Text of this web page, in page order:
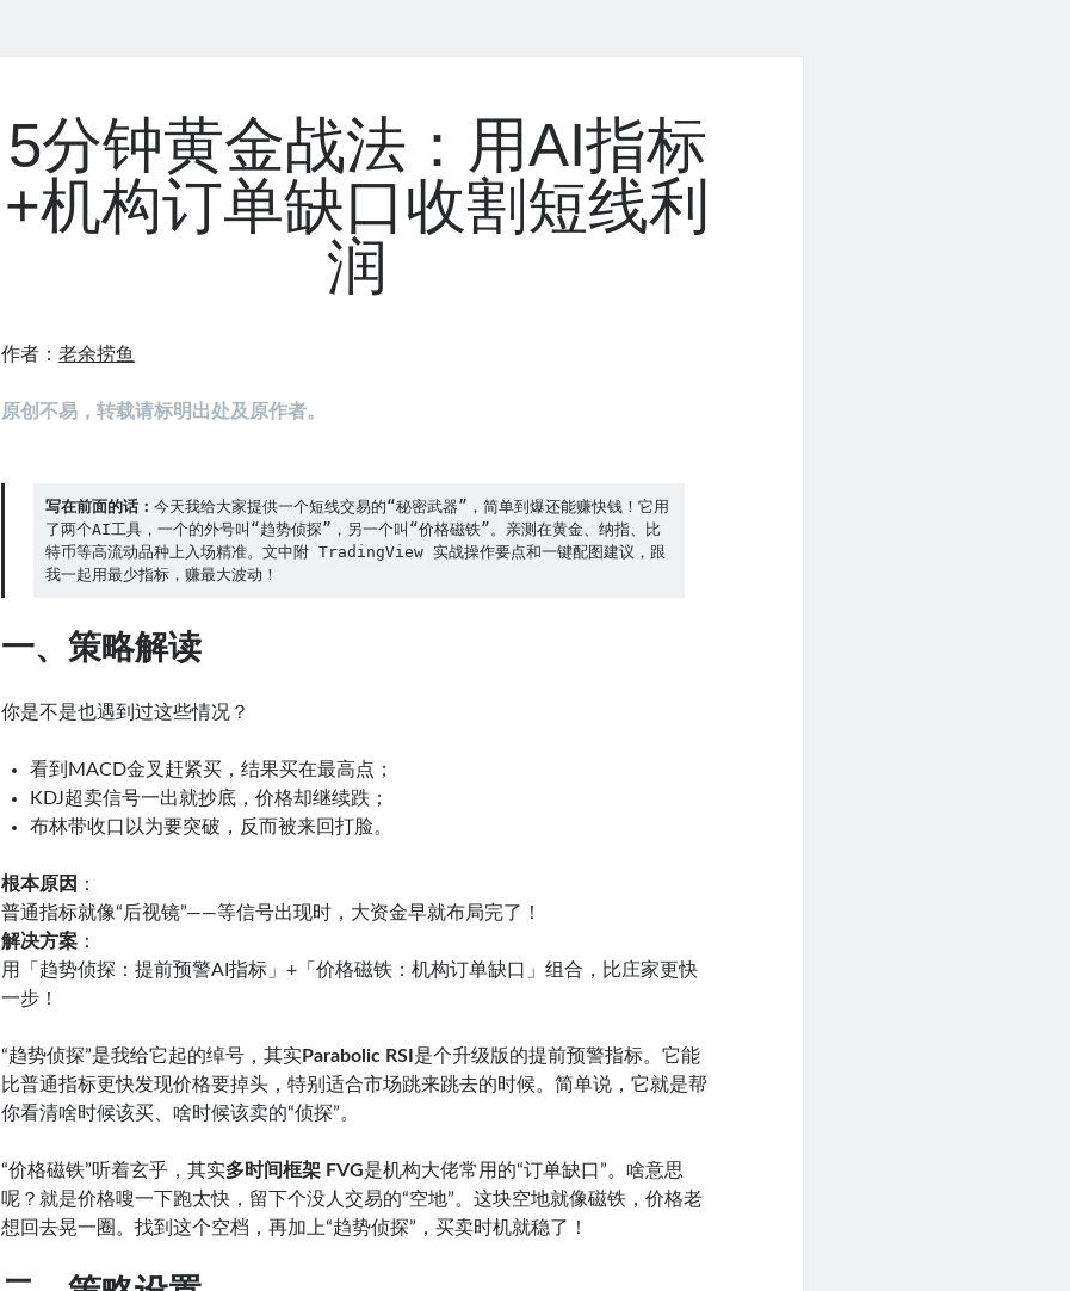
5分钟黄金战法：用AI指标
+机构订单缺口收割短线利
润
作者：老余捞鱼
原创不易，转载请标明出处及原作者。
写在前面的话： 今天我给大家提供一个短线交易的“秘密武器”，简单到爆还能赚快钱！它用
了两个AI工具，一个的外号叫“趋势侦探”，另一个叫“价格磁铁”。亲测在黄金、纳指、比
特币等高流动品种上入场精准。文中附 TradingView 实战操作要点和一键配图建议，跟
我一起用最少指标，赚最大波动！
一、策略解读
你是不是也遇到过这些情况？
看到MACD金叉赶紧买，结果买在最高点；
KDJ超卖信号一出就抄底，价格却继续跌；
布林带收口以为要突破，反而被来回打脸。
根本原因
：
普通指标就像“后视镜”——等信号出现时，大资金早就布局完了！
解决方案 ：
用「趋势侦探：提前预警AI指标」+「价格磁铁：机构订单缺口」组合，比庄家更快
一步！
“趋势侦探”是我给它起的绰号，其实Parabolic RSI是个升级版的提前预警指标。它能
比普通指标更快发现价格要掉头，特别适合市场跳来跳去的时候。简单说，它就是帮
你看清啥时候该买、啥时候该卖的“侦探”。
“价格磁铁”听着玄乎，其实多时间框架 FVG是机构大佬常用的“订单缺口”。啥意思
呢？就是价格嗖一下跑太快，留下个没人交易的“空地”。这块空地就像磁铁，价格老
想回去晃一圈。找到这个空档，再加上“趋势侦探”，买卖时机就稳了！